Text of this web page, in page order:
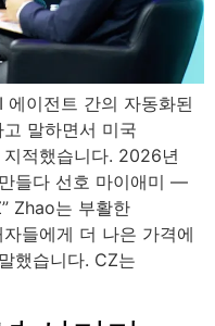
이전트 간의 자동화된
말하면서 미국
적했습니다. 2026년
들다 선호 마이애미 —
Zhao는 부활한
들에게 더 나은 가격에
했습니다. CZ는